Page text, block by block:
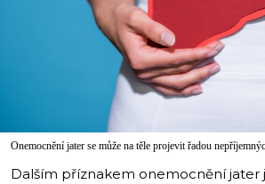
Onemocnění jater se může na těle projevit řadou
Dalším příznakem onemocnění jater